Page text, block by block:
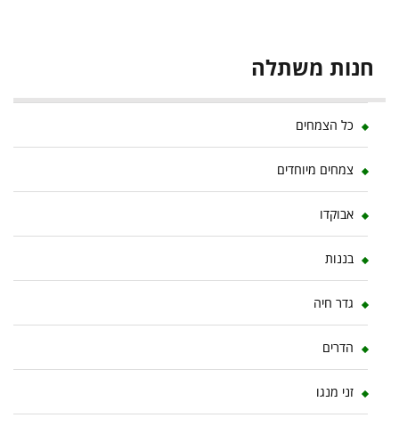
חנות משתלה
כל הצמחים
צמחים מיוחדים
אבוקדו
בננות
גדר חיה
הדרים
זני מנגו